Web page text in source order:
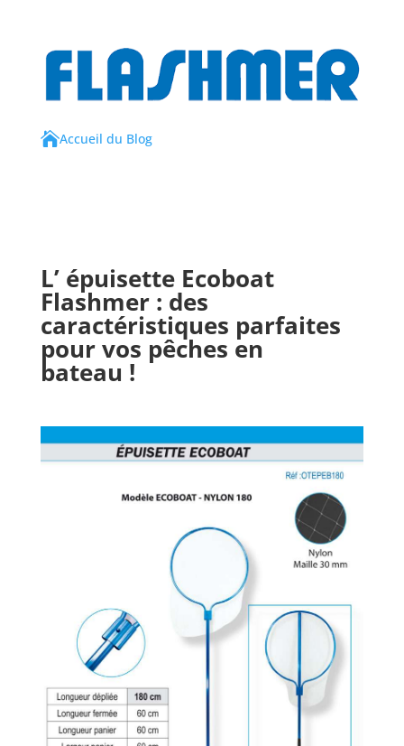
Accueil du Blog
L’ épuisette Ecoboat
Flashmer: des
caractéristiques parfaites
pour vos pêches en
bateau !